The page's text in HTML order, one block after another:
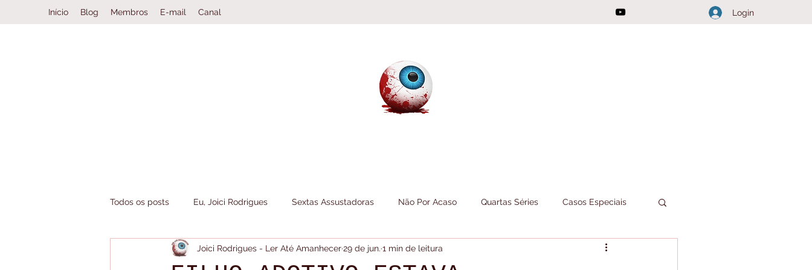
Início Blog Membros E-mail Canal Login
Todos os posts Eu, Joici Rodrigues Sextas Assustadoras Não Por Acaso Quartas Séries Casos Especiais
Book Haul Clube da Leitura Folheando Informações do Canal Joici Responde
Joici Rodrigues - Ler Até Amanhecer29 de jun. 1 min de leitura